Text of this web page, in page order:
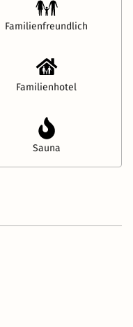
Familienfreundlich
Familienhotel
Sauna